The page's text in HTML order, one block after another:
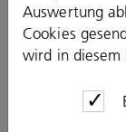
Auswertung
Cookies
wird in diesem